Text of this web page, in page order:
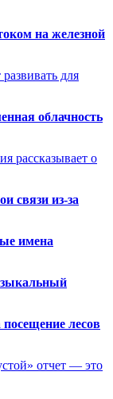
на железной
для
облачность
рассказывает о
связи из-за
имена
лесов
отчет — это